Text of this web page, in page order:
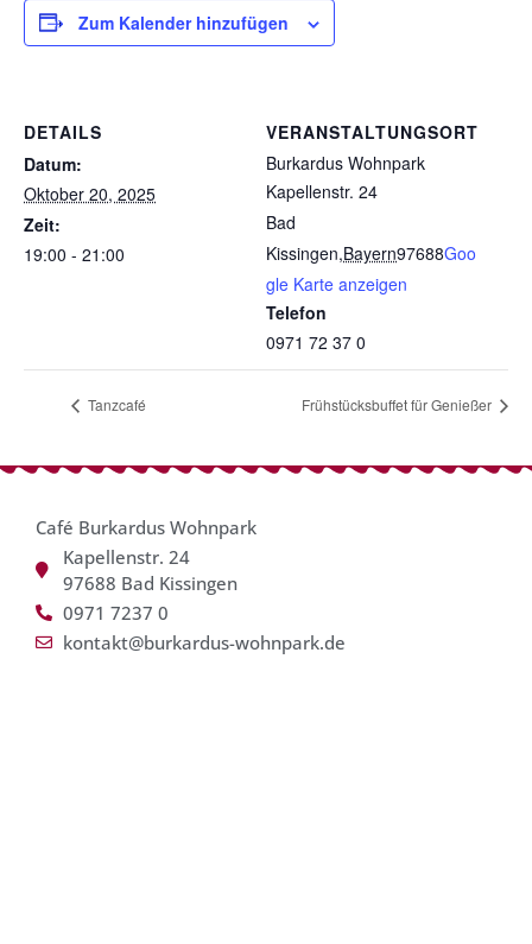
Zum Kalender hinzufügen
DETAILS
Datum:
Oktober 20, 2025
Zeit:
19:00 - 21:00
VERANSTALTUNGSORT
Burkardus Wohnpark
Kapellenstr. 24
Bad
Kissingen,Bayern97688Goo
gle Karte anzeigen
Telefon
0971 72 37 0
Tanzcafé Frühstücksbuffet für Genießer
Café Burkardus Wohnpark
Kapellenstr. 24
97688 Bad Kissingen
0971 7237 0
kontakt@burkardus-wohnpark.de